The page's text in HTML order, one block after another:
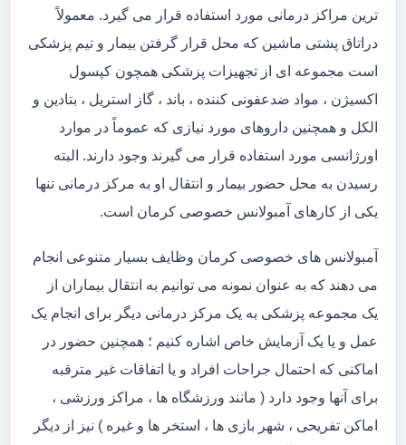
ترین مراکز درمانی مورد استفاده قرار می گیرد. معمولاً
دراتاق پشتی ماشین که محل قرار گرفتن بیمار و تیم پزشکی
است مجموعه ای از تجهیزات پزشکی همچون کپسول
اکسیژن ، مواد ضدعفونی کننده ، باند ، گاز استریل ، بتادین و
الکل و همچنین داروهای مورد نیازی که عموماً در موارد
اورژانسی مورد استفاده قرار می گیرند وجود دارند. البته
رسیدن به محل حضور بیمار و انتقال او به مرکز درمانی تنها
یکی از کارهای آمبولانس خصوصی کرمان است.
آمبولانس های خصوصی کرمان وظایف بسیار متنوعی انجام
می دهند که به عنوان نمونه می توانیم به انتقال بیماران از
یک مجموعه پزشکی به یک مرکز درمانی دیگر برای انجام یک
عمل و یا یک آزمایش خاص اشاره کنیم ؛ همچنین حضور در
اماکنی که احتمال جراحات افراد و یا اتفاقات غیر مترقبه
برای آنها وجود دارد ( مانند ورزشگاه ها ، مراکز ورزشی ،
اماکن تفریحی ، شهر بازی ها ، استخر ها و غیره ) نیز از دیگر